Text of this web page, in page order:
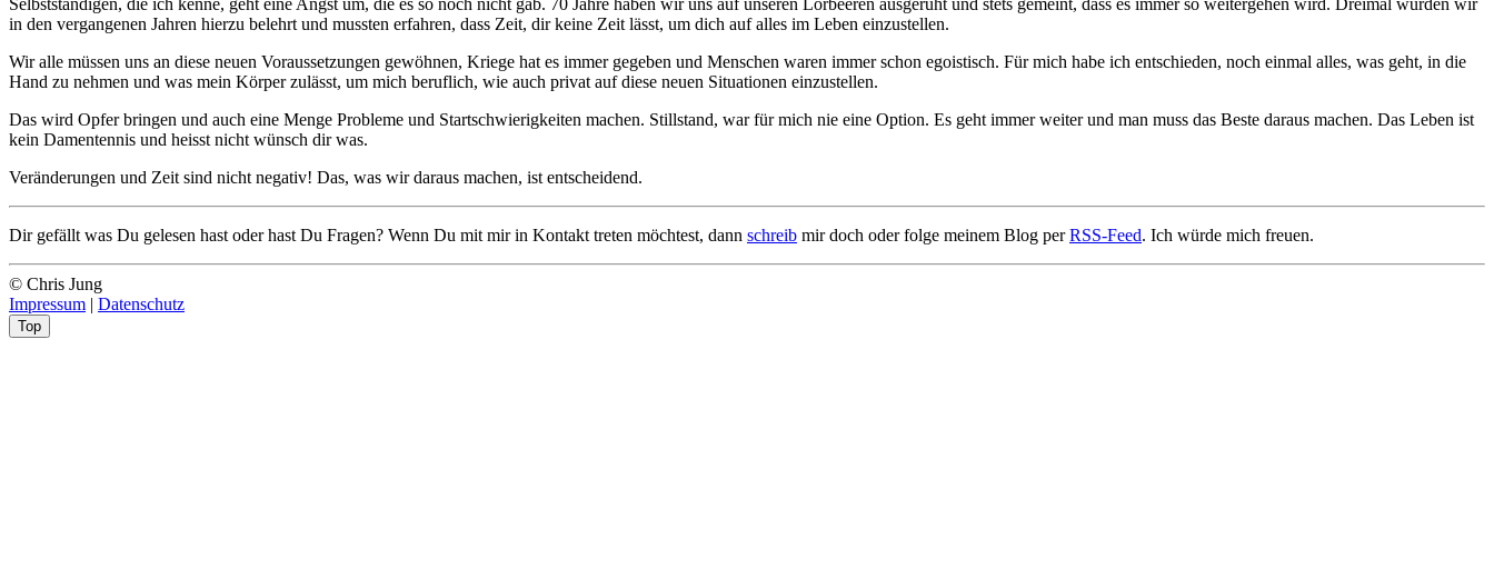
in den vergangenen Jahren hierzu belehrt und mussten erfahren, dass Zeit, dir keine Zeit lässt, um dich auf alles im Leben einzustellen.
Wir alle müssen uns an diese neuen Voraussetzungen gewöhnen, Kriege hat es immer gegeben und Menschen waren immer schon egoistisch. Für mich habe ich entschieden, noch einmal alles, was geht, in die
Hand zu nehmen und was mein Körper zulässt, um mich beruflich, wie auch privat auf diese neuen Situationen einzustellen.
Das wird Opfer bringen und auch eine Menge Probleme und Startschwierigkeiten machen. Stillstand, war für mich nie eine Option. Es geht immer weiter und man muss das Beste daraus machen. Das Leben ist
kein Damentennis und heisst nicht wünsch dir was.
Veränderungen und Zeit sind nicht negativ! Das, was wir daraus machen, ist entscheidend.
Dir gefällt was Du gelesen hast oder hast Du Fragen? Wenn Du mit mir in Kontakt treten möchtest, dann schreib mir doch oder folge meinem Blog perRSS-Feed. Ich würde mich freuen.
© Chris Jung
Impressum | Datenschutz
Top